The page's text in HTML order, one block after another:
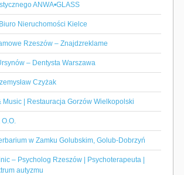
ANWA•GLASS
Nieruchomości Kielce
Rzeszów – Znajdzreklame
– Dentysta Warszawa
Czyżak
Music | Restauracja Gorzów Wielkopolski
O.O.
w Zamku Golubskim, Golub-Dobrzyń
– Psycholog Rzeszów | Psychoterapeuta |
autyzmu